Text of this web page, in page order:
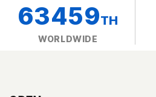
63459TH
WORLDWIDE